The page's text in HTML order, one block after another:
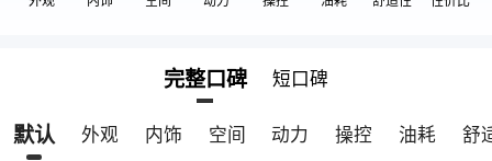
完整口碑 短口碑
默认 外观 内饰 空间 动力 操控 油耗 舒